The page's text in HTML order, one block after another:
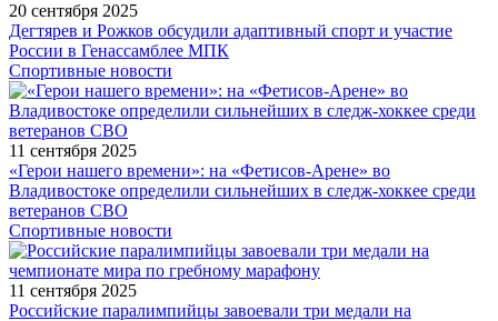
20 сентября 2025
Дегтярев и Рожков обсудили адаптивный спорт и участие
России в Генассамблее МПК
Спортивные новости
11 сентября 2025
«Герои нашего времени»: на «Фетисов-Арене» во
Владивостоке определили сильнейших в следж-хоккее среди
ветеранов СВО
Спортивные новости
11 сентября 2025
Российские паралимпийцы завоевали три медали на